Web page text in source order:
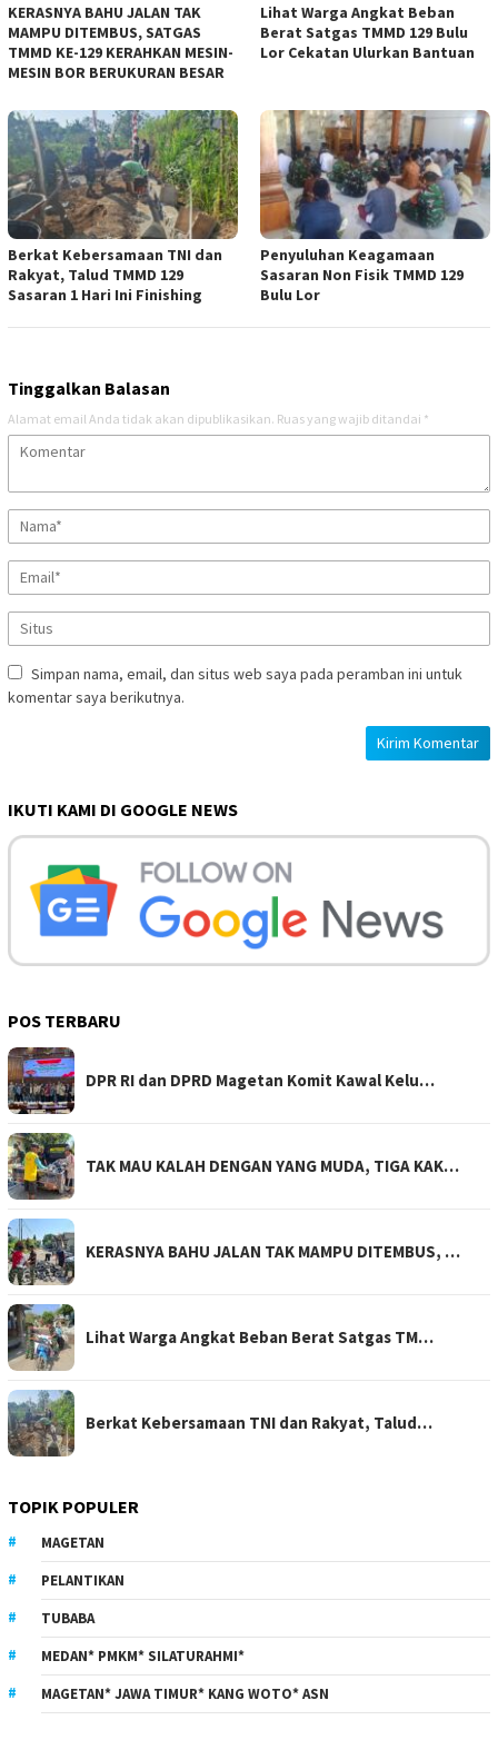
KERASNYA BAHU JALAN TAK
MAMPU DITEMBUS, SATGAS
TMMD KE-129 KERAHKAN MESIN-
MESIN BOR BERUKURAN BESAR
Lihat Warga Angkat Beban
Berat Satgas TMMD 129 Bulu
Lor Cekatan Ulurkan Bantuan
Berkat Kebersamaan TNI dan
Rakyat, Talud TMMD 129
Sasaran 1 Hari Ini Finishing
Penyuluhan Keagamaan
Sasaran Non Fisik TMMD 129
Bulu Lor
Tinggalkan Balasan
Alamat email Anda tidak akan dipublikasikan. Ruas yang wajib ditandai *
Simpan nama, email, dan situs web saya pada peramban ini untuk
komentar saya berikutnya.
IKUTI KAMI DI GOOGLE NEWS
POS TERBARU
DPR RI dan DPRD Magetan Komit Kawal Kelu…
TAK MAU KALAH DENGAN YANG MUDA, TIGA KAK…
KERASNYA BAHU JALAN TAK MAMPU DITEMBUS, …
Lihat Warga Angkat Beban Berat Satgas TM…
Berkat Kebersamaan TNI dan Rakyat, Talud…
TOPIK POPULER
MAGETAN
PELANTIKAN
TUBABA
MEDAN* PMKM* SILATURAHMI*
MAGETAN* JAWA TIMUR* KANG WOTO* ASN